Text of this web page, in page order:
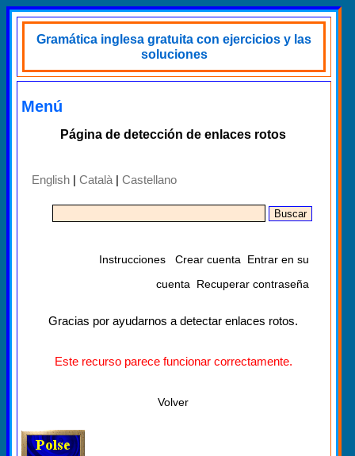
Gramática inglesa gratuita con ejercicios y las
soluciones
Menú
Página de detección de enlaces rotos
English | Català | Castellano
Instrucciones Crear cuenta
Entrar en su
cuenta
Recuperar contraseña
Gracias por ayudarnos a detectar enlaces rotos.
Este recurso parece funcionar correctamente.
Volver